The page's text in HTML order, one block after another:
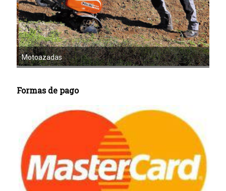
Motoazadas
Formas de pago